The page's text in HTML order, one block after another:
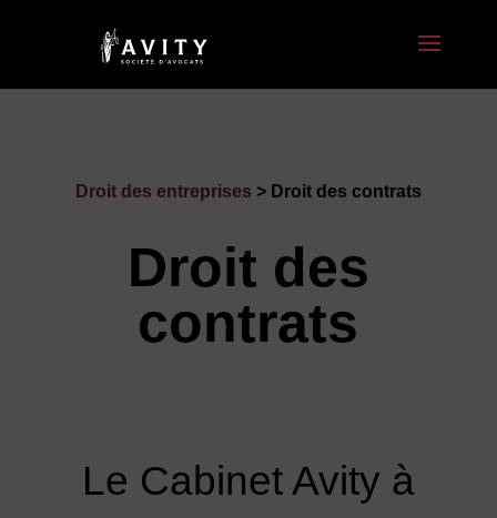
Droit des entreprises > Droit des contrats
Droit des
contrats
Le Cabinet Avity à